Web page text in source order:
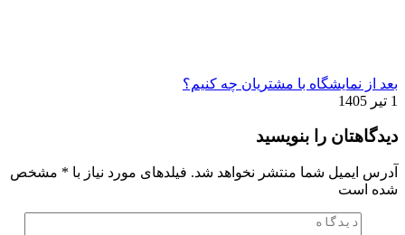
بعد از نمایشگاه با مشتریان چه کنیم؟
1 تیر 1405
دیدگاهتان را بنویسید
آدرس ایمیل شما منتشر نخواهد شد. فیلدهای مورد نیاز با * مشخص
شده است